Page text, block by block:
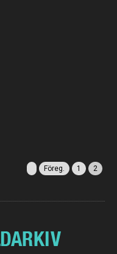
Föreg. 1 2